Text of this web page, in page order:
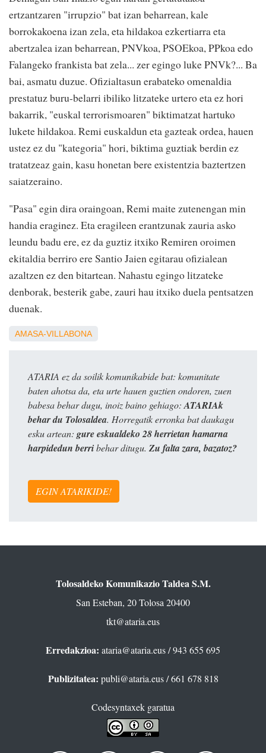
ertzantzaren "irrupzio" bat izan beharrean, kale
borrokakoena izan zela, eta hildakoa ezkertiarra eta
abertzalea izan beharrean, PNVkoa, PSOEkoa, PPkoa edo
Falangeko frankista bat zela... zer egingo luke PNVk?... Ba
bai, asmatu duzue. Ofizialtasun erabateko omenaldia
prestatuz buru-belarri ibiliko litzateke urtero eta ez hori
bakarrik, "euskal terrorismoaren" biktimatzat hartuko
lukete hildakoa. Remi euskaldun eta gazteak ordea, hauen
ustez ez du "kategoria" hori, biktima guztiak berdin ez
tratatzeaz gain, kasu honetan bere existentzia baztertzen
saiatzeraino.
"Pasa" egin dira oraingoan, Remi maite zutenengan min
handia eraginez. Eta eragileen erantzunak zauria asko
leundu badu ere, ez da guztiz itxiko Remiren oroimen
ekitaldia berriro ere Santio Jaien egitarau ofizialean
azaltzen ez den bitartean. Nahastu egingo litzateke
denborak, besterik gabe, zauri hau itxiko duela pentsatzen
duenak.
AMASA-VILLABONA
ATARIA ez da soilik komunikabide bat: komunitate
baten ahotsa da, eta urte hauen guztien ondoren, zuen
babesa behar dugu, inoiz baino gehiago:ATARIAk
behar du Tolosaldea. Horregatik erronka bat daukagu
esku artean: gure eskualdeko 28 herrietan hamarna
harpidedun berribehar ditugu. Zu falta zara, bazatoz?
EGIN ATARIKIDE!
Tolosaldeko Komunikazio Taldea S.M.
San Esteban, 20 Tolosa 20400
tkt@ataria.eus
Erredakzioa: ataria@ataria.eus/ 943 655 695
Publizitatea: publi@ataria.eus/ 661 678 818
Codesyntaxek garatua